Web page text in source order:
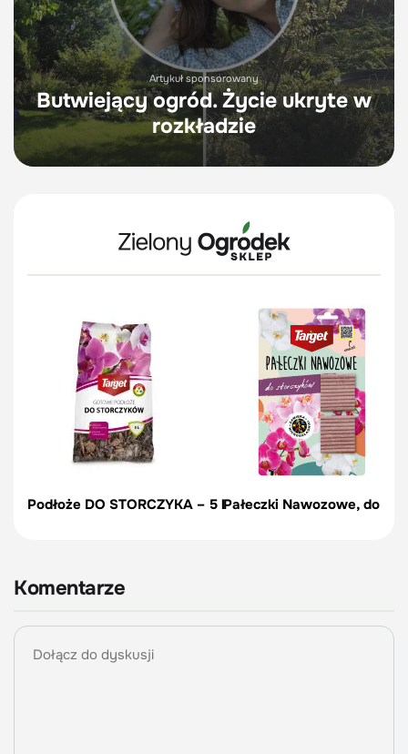
Artykuł sponsorowany
Butwiejący ogród. Życie ukryte w
rozkładzie
Podłoże DO STORCZYKA – 5 lPałeczki Nawozowe, do
Komentarze